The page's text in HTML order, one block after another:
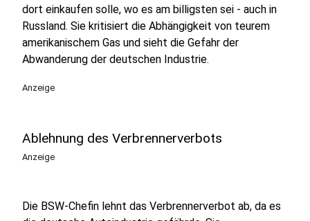
dort einkaufen solle, wo es am billigsten sei - auch in
Russland. Sie kritisiert die Abhängigkeit von teurem
amerikanischem Gas und sieht die Gefahr der
Abwanderung der deutschen Industrie.
Anzeige
Ablehnung des Verbrennerverbots
Anzeige
Die BSW-Chefin lehnt das Verbrennerverbot ab, da es